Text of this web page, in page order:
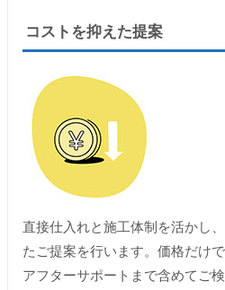
コストを抑えた提案
直接仕入れと施工体制を活かし
たご提案を行います。価格だけ
アフターサポートまで含めてご